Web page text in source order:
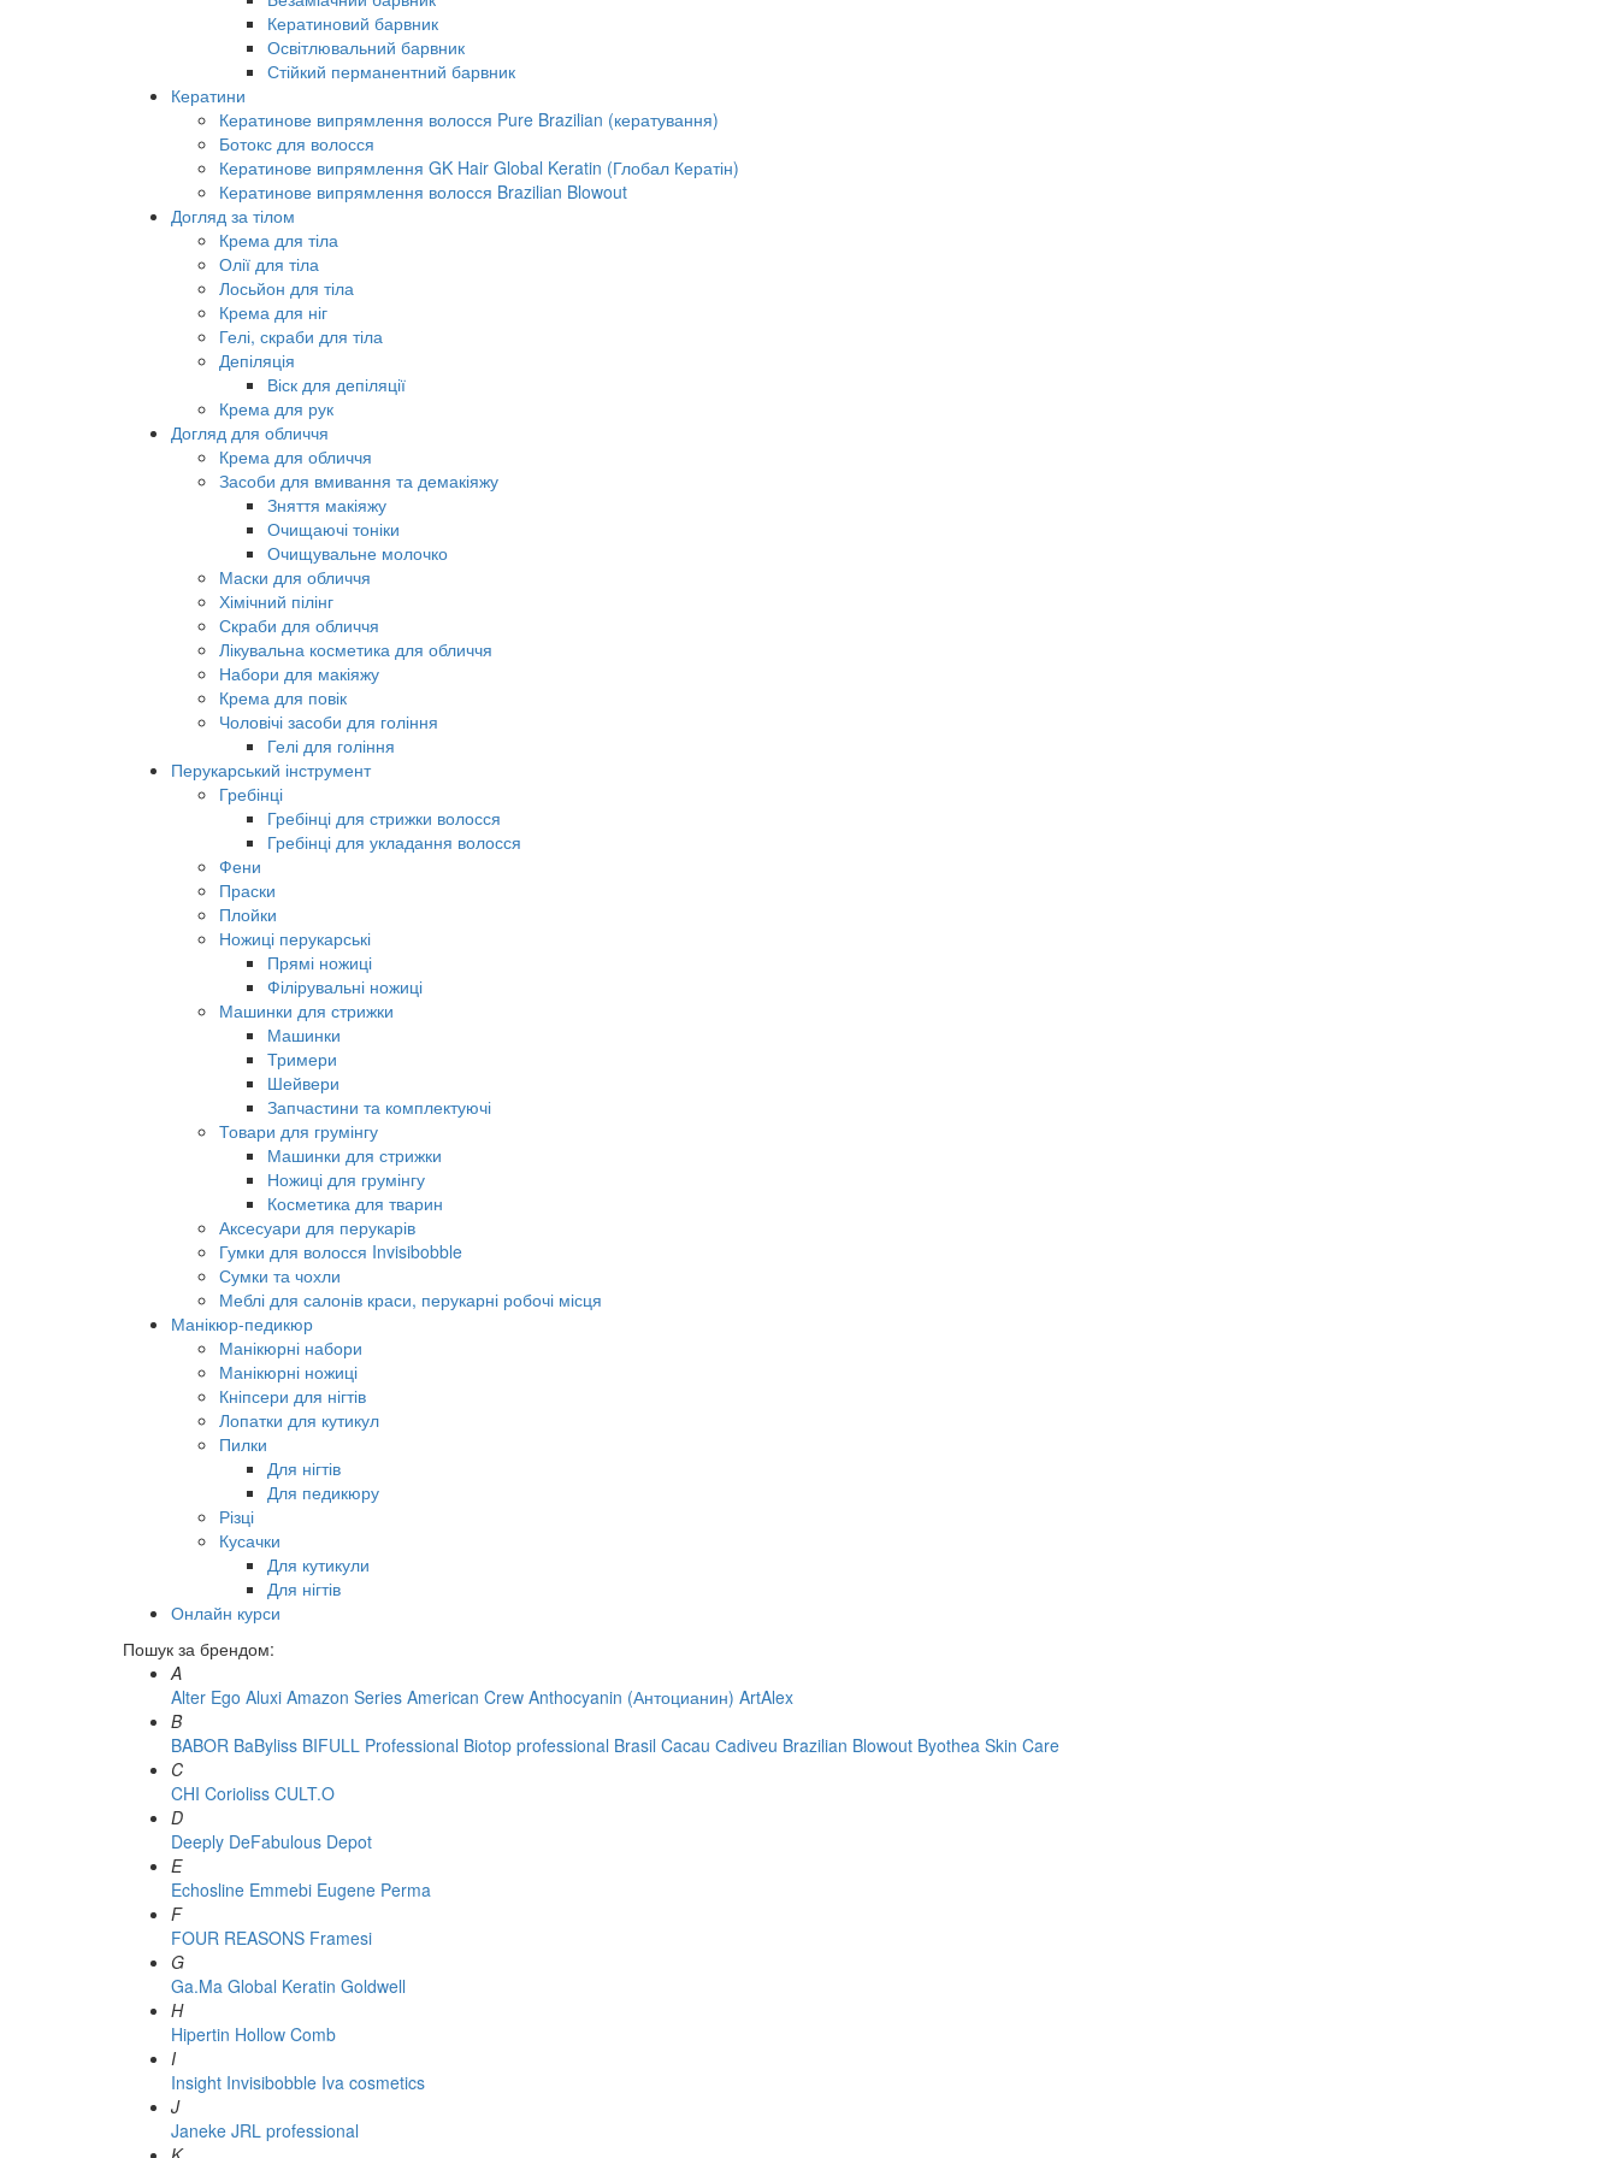
Кератиновий барвник
Освітлювальний барвник
Стійкий перманентний барвник
Кератини
Кератинове випрямлення волосся Pure Brazilian (кератування)
Ботокс для волосся
Кератинове випрямлення GK Hair Global Keratin (Глобал Кератін)
Кератинове випрямлення волосся Brazilian Blowout
Догляд за тілом
Крема для тіла
Олії для тіла
Лосьйон для тіла
Крема для ніг
Гелі, скраби для тіла
Депіляція
Віск для депіляції
Крема для рук
Догляд для обличчя
Крема для обличчя
Засоби для вмивання та демакіяжу
Зняття макіяжу
Очищаючі тоніки
Очищувальне молочко
Маски для обличчя
Хімічний пілінг
Скраби для обличчя
Лікувальна косметика для обличчя
Набори для макіяжу
Крема для повік
Чоловічі засоби для гоління
Гелі для гоління
Перукарський інструмент
Гребінці
Гребінці для стрижки волосся
Гребінці для укладання волосся
Фени
Праски
Плойки
Ножиці перукарські
Прямі ножиці
Філірувальні ножиці
Машинки для стрижки
Машинки
Тримери
Шейвери
Запчастини та комплектуючі
Товари для грумінгу
Машинки для стрижки
Ножиці для грумінгу
Косметика для тварин
Аксесуари для перукарів
Гумки для волосся Invisibobble
Сумки та чохли
Меблі для салонів краси, перукарні робочі місця
Манікюр-педикюр
Манікюрні набори
Манікюрні ножиці
Кніпсери для нігтів
Лопатки для кутикул
Пилки
Для нігтів
Для педикюру
Різці
Кусачки
Для кутикули
Для нігтів
Онлайн курси
Пошук за брендом:
A
Alter Ego Aluxi Amazon Series American Crew Anthocyanin (Антоцианин) ArtAlex
B
BABOR BaByliss BIFULL Professional Biotop professional Brasil Cacau Сadiveu Brazilian Blowout Byothea Skin Care
C
CHI Corioliss CULT.O
D
Deeply DeFabulous Depot
E
Echosline Emmebi Eugene Perma
F
FOUR REASONS Framesi
G
Ga.Ma Global Keratin Goldwell
H
Hipertin Hollow Comb
I
Insight Invisibobble Iva cosmetics
J
Janeke JRL professional